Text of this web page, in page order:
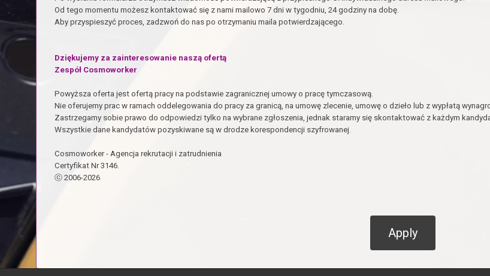
Od tego momentu możesz kontaktować się z nami mailowo 7 dni w tygodniu, 24 godziny na dobę.
Aby przyspieszyć proces, zadzwoń do nas po otrzymaniu maila potwierdzającego.
Dziękujemy za zainteresowanie naszą ofertą
Zespół Cosmoworker
Powyższa oferta jest ofertą pracy na podstawie zagranicznej umowy o pracę tymczasową.
Nie oferujemy prac w ramach oddelegowania do pracy za granicą, na umowę zlecenie, umowę o dzieło lub z wypłatą
Zastrzegamy sobie prawo do odpowiedzi tylko na wybrane zgłoszenia, jednak staramy się skontaktować z każdym
Wszystkie dane kandydatów pozyskiwane są w drodze korespondencji szyfrowanej.
Cosmoworker - Agencja rekrutacji i zatrudnienia
Certyfikat Nr 3146.
ⓒ 2006-2026
Apply